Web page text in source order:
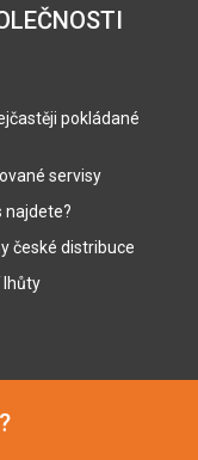
pokládané
servisy
najdete?
české distribuce
lhůty